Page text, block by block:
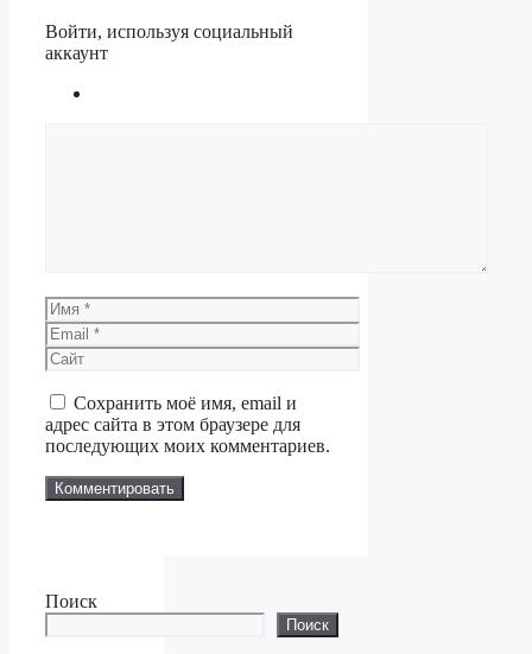
Войти, используя социальный
аккаунт
Имя
Email
Сайт
Сохранить моё имя, email и
адрес сайта в этом браузере для
последующих моих комментариев.
Поиск
Поиск